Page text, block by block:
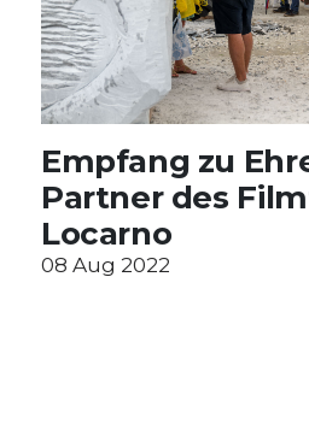
Empfang zu
Partner des
Locarno
08 Aug 2022